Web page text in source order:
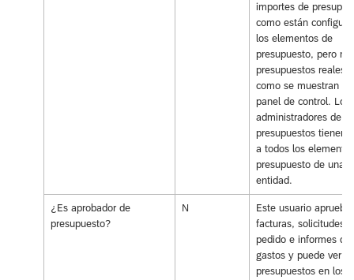
importes de
como están
los elementos de
presupuesto, pero no
presupuestos reales
como se muestran
panel de control. Los
administradores de
presupuestos tienen
a todos los
presupuesto de una
entidad.
¿Es aprobador de
presupuesto?
N
Este usuario aprueba
facturas, solicitudes
pedido e informes de
gastos y puede ver
presupuestos en los